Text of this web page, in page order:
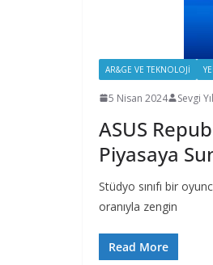
AR&GE VE TEKNOLOJI
5 Nisan 2024 Sevgi
ASUS
Piyasaya
Stüdyo sınıfı bir
oranıyla zengin
Read More